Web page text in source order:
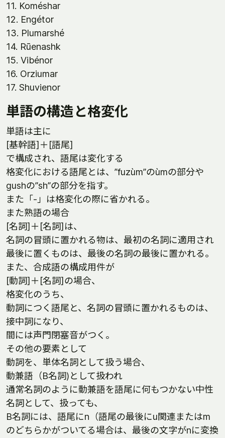
11. Koméshar
12. Engétor
13. Plumarshé
14. Rūenashk
15. Vibénor
16. Orziumar
17. Shuvienor
単語の構造と格変化
単語は主に
[基幹語]＋[語尾]
で構成され、語尾は変化する
格変化における語尾とは、”fuzùm”のùmの部分や
gushの”sh”の部分を指す。
また「-」は格変化の際に省かれる。
また熟語の場合
[名詞]＋[名詞]は、
名詞の冒頭に置かれる物は、最初の名詞に適用され
最後に置くものは、最後の名詞の最後に置かれる。
また、合成語の構成用件が
[動詞]＋[名詞]の場合、
格変化のうち、
動詞につく語尾と、名詞の冒頭に置かれるものは、
接中詞になり、
間には声門閉塞音がつく。
その他の要素として
動詞を、単体名詞として扱う場合、
動兼語（B名詞)として扱われ
通常名詞のように動兼語を語尾に何もつかない中性
名詞として、扱っても、
B名詞には、語尾にn（語尾の最後にu関連またはm
のどちらかがついてる場合は、最後の文字がnに変換